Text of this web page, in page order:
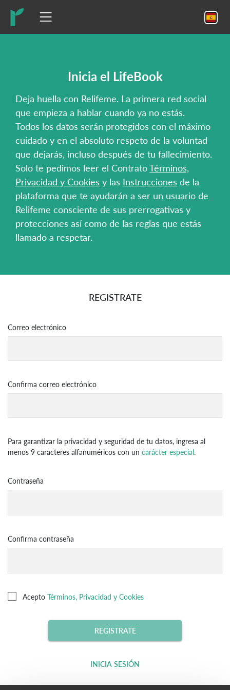
Inicia el LifeBook
Deja huella con Relifeme. La primera red social
que empieza a hablar cuando ya no estás.
Todos los datos serán protegidos con el máximo
cuidado y en el absoluto respeto de la voluntad
que dejarás, incluso después de tu fallecimiento.
Solo te pedimos leer el ContratoTérminos,
Privacidad y Cookies y las Instrucciones de la
plataforma que te ayudarán a ser un usuario de
Relifeme consciente de sus prerrogativas y
protecciones así como de las reglas que estás
llamado a respetar.
REGISTRATE
Correo electrónico
Confirma correo electrónico
Para garantizar la privacidad y seguridad de tu datos, ingresa al
menos 9 caracteres alfanuméricos con un carácter especial.
Contraseña
Confirma contraseña
Acepto Términos, Privacidad y Cookies
REGISTRATE
INICIA SESIÓN